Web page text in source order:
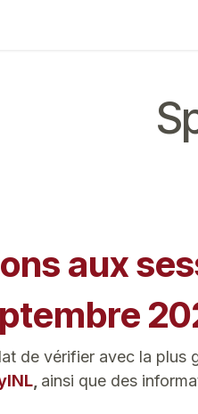
aux
de vérifier avec la plus
ainsi que des